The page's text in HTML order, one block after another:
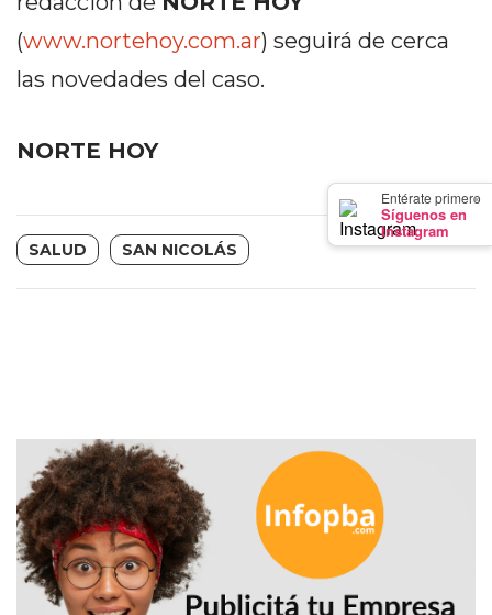
×
Entérate primero
Síguenos en
Instagram
GIMNASIO
DE
PERGAMINO
PRECIOS
SUPLEMENTOS
DEPORTIVOS
LOS
MEJORES
PRECIOS
WHEY
PROTEIN
EN
(www.nortehoy.com.ar) seguirá de cerca
las novedades del caso.
NORTE HOY
SALUD SAN NICOLÁS